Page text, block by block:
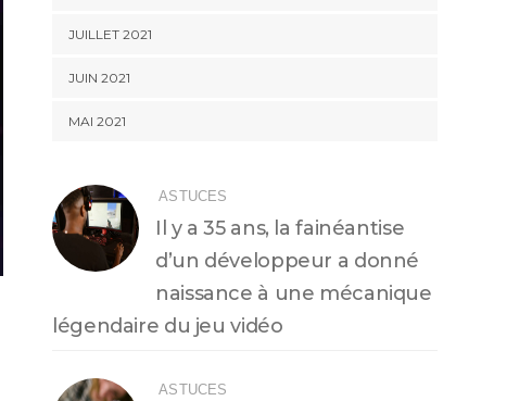
JUILLET 2021
JUIN 2021
MAI 2021
ASTUCES
Il y a 35 ans, la fainéantise
d’un développeur a donné
naissance à une mécanique
légendaire du jeu vidéo
ASTUCES